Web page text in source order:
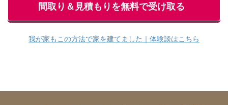
間取り＆見積もりを無料で受け取る
我が家もこの方法で家を建てました｜体験談はこちら